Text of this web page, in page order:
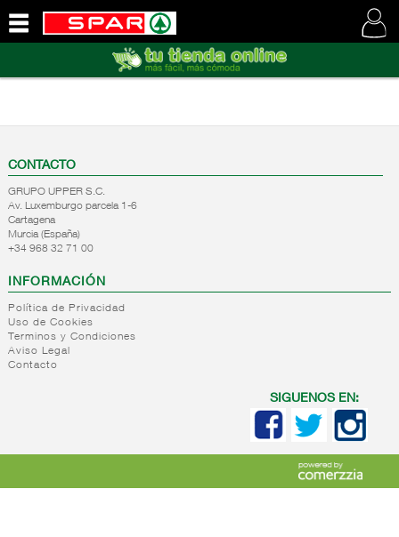
SOMOS
CONTACTO
GRUPO UPPER S.C.
Av. Luxemburgo parcela 1-6
Cartagena
Murcia (España)
+34 968 32 71 00
INFORMACIÓN
Política de Privacidad
Uso de Cookies
Terminos y Condiciones
Aviso Legal
Contacto
SIGUENOS EN: